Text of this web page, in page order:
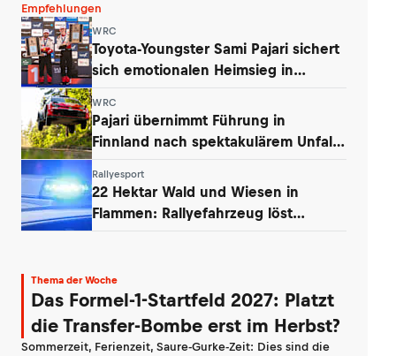
Empfehlungen
WRC
Toyota-Youngster Sami Pajari sichert
sich emotionalen Heimsieg in
WRC
Pajari übernimmt Führung in
Finnland nach spektakulärem Unfall
Rallyesport
22 Hektar Wald und Wiesen in
Flammen: Rallyefahrzeug löst
Thema der Woche
Das Formel-1-Startfeld 2027: Platzt
die Transfer-Bombe erst im Herbst?
Sommerzeit, Ferienzeit, Saure-Gurke-Zeit: Dies sind die